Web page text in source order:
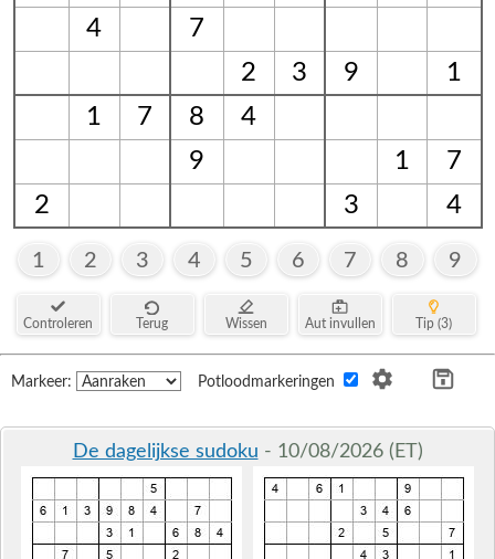
4
7
2
3 9
1
1
7 8
4
9
1
7
2
3 4
1 2 3 4 5 6 7 8 9
Controleren Terug Wissen Aut invullen Tip (3)
Markeer: Potloodmarkeringen
De dagelijkse sudoku - 10/08/2026 (ET)